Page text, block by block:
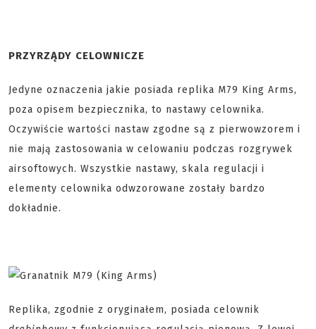
PRZYRZĄDY CELOWNICZE
Jedyne oznaczenia jakie posiada replika M79 King Arms,
poza opisem bezpiecznika, to nastawy celownika.
Oczywiście wartości nastaw zgodne są z pierwowzorem i
nie mają zastosowania w celowaniu podczas rozgrywek
airsoftowych. Wszystkie nastawy, skala regulacji i
elementy celownika odwzorowane zostały bardzo
dokładnie.
Replika, zgodnie z oryginałem, posiada celownik